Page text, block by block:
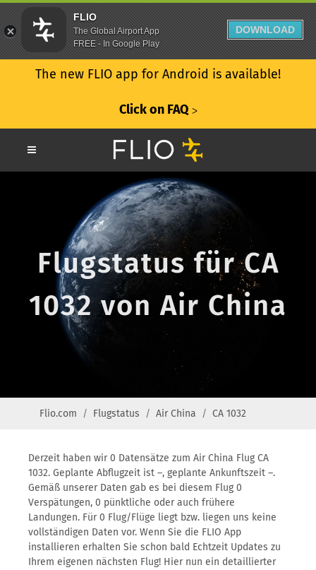
The new FLIO app for Android is available!
Click on FAQ ᐳ
Flugstatus für CA
1032 von Air China
Flio.com Flugstatus Air China CA 1032
Derzeit haben wir 0 Datensätze zum Air China Flug CA
1032. Geplante Abflugzeit ist –, geplante Ankunftszeit –.
Gemäß unserer Daten gab es bei diesem Flug 0
Verspätungen, 0 pünktliche oder auch frühere
Landungen. Für 0 Flug/Flüge liegt bzw. liegen uns keine
vollständigen Daten vor. Wenn Sie die FLIO App
installieren erhalten Sie schon bald Echtzeit Updates zu
Ihrem eigenen nächsten Flug! Hier nun ein detaillierter
FLIO
The Global Airport App
FREE - In Google Play
DOWNLOAD